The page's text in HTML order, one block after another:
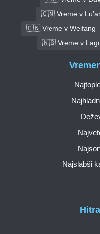
🇨🇳 Vreme v
🇨🇳 Vreme v Weifang
🇳🇬 Vreme v
Najslabši